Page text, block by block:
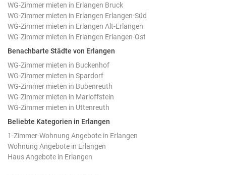
WG-Zimmer mieten in Erlangen Bruck
WG-Zimmer mieten in Erlangen Erlangen-Süd
WG-Zimmer mieten in Erlangen Alt-Erlangen
WG-Zimmer mieten in Erlangen Erlangen-Ost
Benachbarte Städte von Erlangen
WG-Zimmer mieten in Buckenhof
WG-Zimmer mieten in Spardorf
WG-Zimmer mieten in Bubenreuth
WG-Zimmer mieten in Marloffstein
WG-Zimmer mieten in Uttenreuth
Beliebte Kategorien in Erlangen
1-Zimmer-Wohnung Angebote in Erlangen
Wohnung Angebote in Erlangen
Haus Angebote in Erlangen